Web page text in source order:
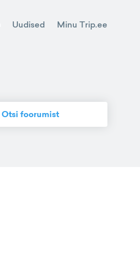
Uudised Minu Trip.ee
Otsi foorumist